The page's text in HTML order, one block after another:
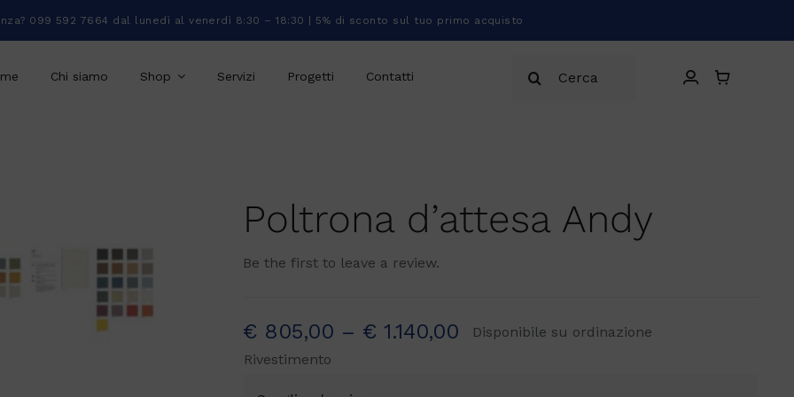
099 592 7664 dal lunedì al venerdì 8:30 – 18:30 | 5% di sconto sul tuo primo acquisto
Chi siamo Shop Servizi Progetti Contatti
Poltrona d’attesa Andy
Be the first to leave a review.
€ 805,00 – € 1.140,00
Disponibile su ordinazione
Rivestimento